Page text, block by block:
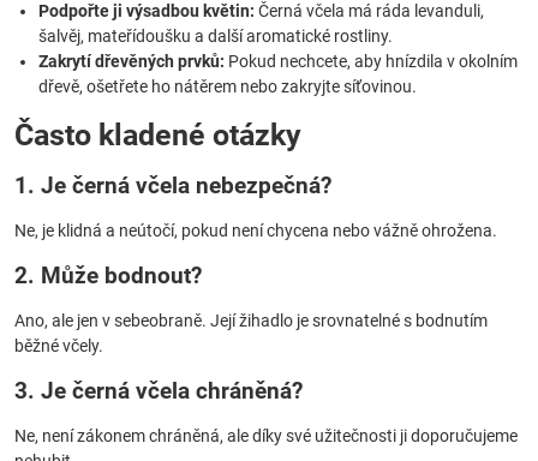
Podpořte ji výsadbou květin: Černá včela má ráda levanduli,
šalvěj, mateřídoušku a další aromatické rostliny.
Zakrytí dřevěných prvků: Pokud nechcete, aby hnízdila v okolním
dřevě, ošetřete ho nátěrem nebo zakryjte síťovinou.
Často kladené otázky
1. Je černá včela nebezpečná?
Ne, je klidná a neútočí, pokud není chycena nebo vážně ohrožena.
2. Může bodnout?
Ano, ale jen v sebeobraně. Její žihadlo je srovnatelné s bodnutím
běžné včely.
3. Je černá včela chráněná?
Ne, není zákonem chráněná, ale díky své užitečnosti ji doporučujeme